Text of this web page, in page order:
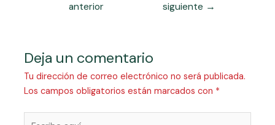
anterior
siguiente →
Deja un comentario
Tu dirección de correo electrónico no será publicada.
Los campos obligatorios están marcados con *